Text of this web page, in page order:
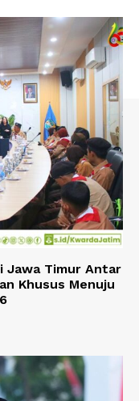
Jawa Timur Antar
Khusus Menuju